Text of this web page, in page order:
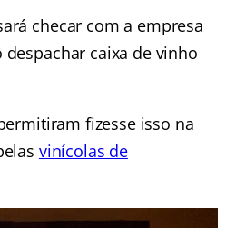
checar com a empresa
caixa de vinho
fizesse isso na
vinícolas de